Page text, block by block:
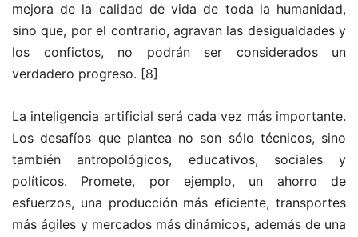
mejora de la calidad de vida de toda la humanidad,
sino que, por el contrario, agravan las desigualdades y
los confictos, no podrán ser considerados un
verdadero progreso. [8]
La inteligencia artificial será cada vez más importante.
Los desafíos que plantea no son sólo técnicos, sino
también antropológicos, educativos, sociales y
políticos. Promete, por ejemplo, un ahorro de
esfuerzos, una producción más eficiente, transportes
más ágiles y mercados más dinámicos, además de una